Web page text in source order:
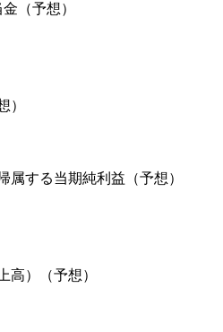
（予想）
）
属する当期純利益（予想）
高）（予想）